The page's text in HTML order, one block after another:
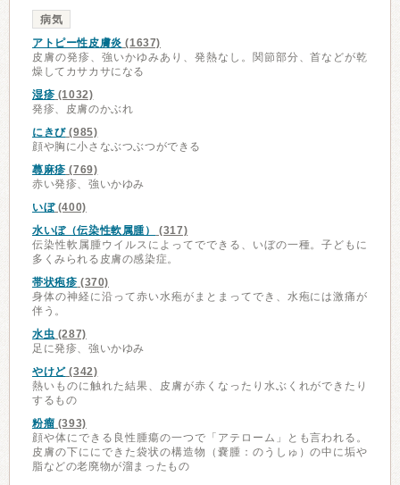
病気
アトピー性皮膚炎 (1637)
皮膚の発疹、強いかゆみあり、発熱なし。関節部分、首などが乾
燥してカサカサになる
湿疹 (1032)
発疹、皮膚のかぶれ
にきび(985)
顔や胸に小さなぶつぶつができる
蕁麻疹 (769)
赤い発疹、強いかゆみ
いぼ(400)
水いぼ（伝染性軟属腫）
(317)
伝染性軟属腫ウイルスによってでできる、いぼの一種。子どもに
多くみられる皮膚の感染症。
帯状疱疹 (370)
身体の神経に沿って赤い水疱がまとまってでき、水疱には激痛が
伴う。
水虫 (287)
足に発疹、強いかゆみ
やけど(342)
熱いものに触れた結果、皮膚が赤くなったり水ぶくれができたり
するもの
粉瘤 (393)
顔や体にできる良性腫瘍の一つで「アテローム」とも言われる。
皮膚の下ににできた袋状の構造物（嚢腫：のうしゅ）の中に垢や
脂などの老廃物が溜まったもの